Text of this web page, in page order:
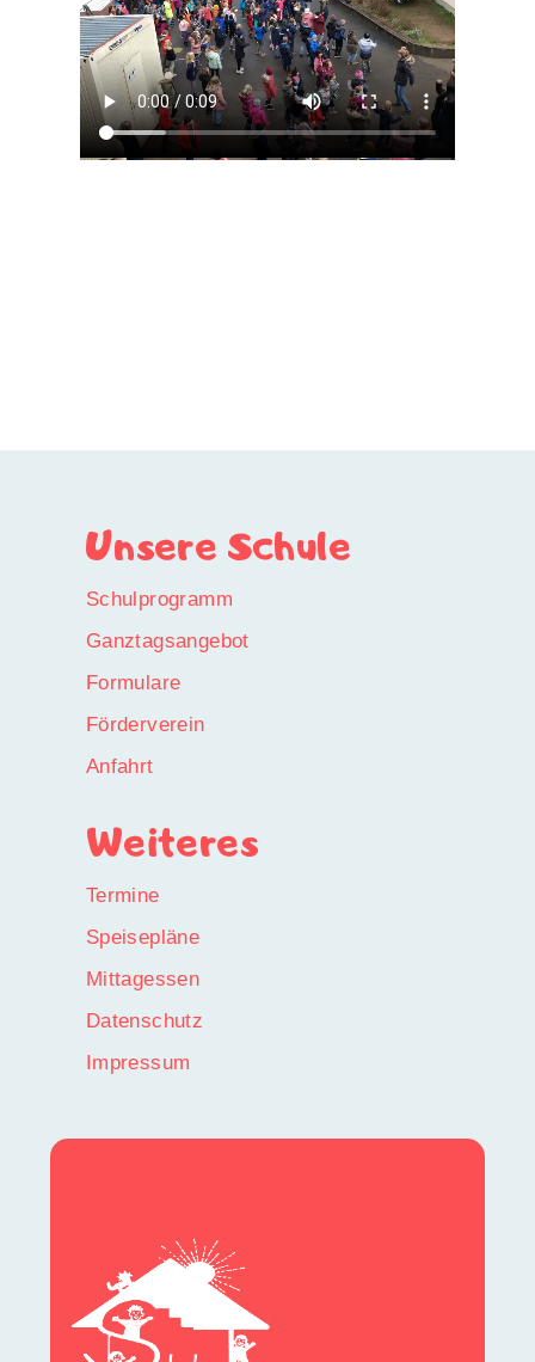
Unsere Schule
Schulprogramm
Ganztagsangebot
Formulare
Förderverein
Anfahrt
Weiteres
Termine
Speisepläne
Mittagessen
Datenschutz
Impressum